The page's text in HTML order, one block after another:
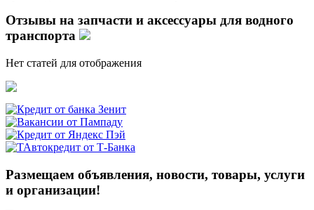
Отзывы на запчасти и аксессуары для водного
транспорта
Нет статей для отображения
Размещаем объявления, новости, товары, услуги
и организации!